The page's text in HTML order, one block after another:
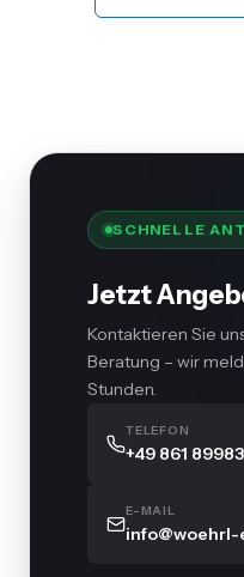
SCHNELLE
Jetzt
Kontaktieren Sie
Beratung – wir
Stunden.
TELEFON
+49 861
E-MAIL